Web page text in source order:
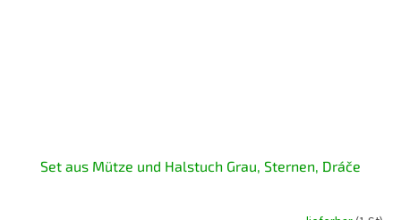
Set aus Mütze und Halstuch Grau, Sternen, Dráče